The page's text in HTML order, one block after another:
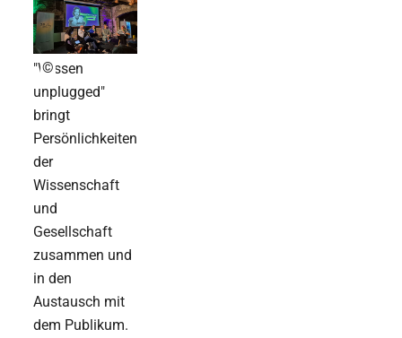
©
"Wissen
unplugged"
bringt
Persönlichkeiten
der
Wissenschaft
und
Gesellschaft
zusammen und
in den
Austausch mit
dem Publikum.